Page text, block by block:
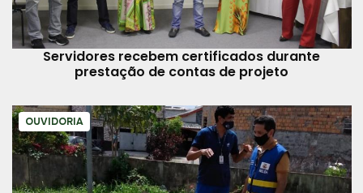
Servidores recebem certificados durante
prestação de contas de projeto
OUVIDORIA